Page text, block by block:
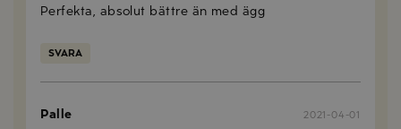
Perfekta, absolut bättre än med ägg
SVARA
Palle 2021-04-01